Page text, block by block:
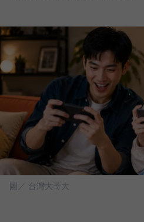
圖／ 台灣大哥大